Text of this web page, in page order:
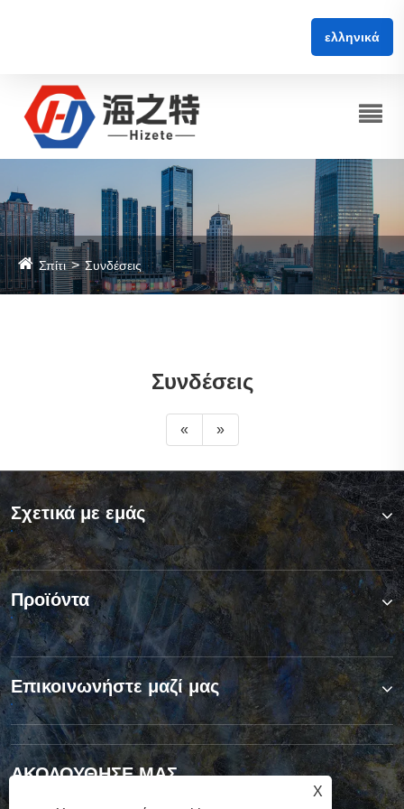
ελληνικά
Σπίτι Συνδέσεις
Συνδέσεις
« »
Σχετικά με εμάς
Προϊόντα
Επικοινωνήστε μαζί μας
ΑΚΟΛΟΥΘΗΣΕ ΜΑΣ
X